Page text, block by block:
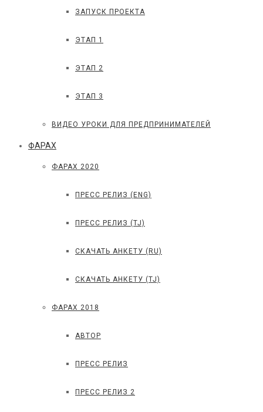
ЗАПУСК ПРОЕКТА
ЭТАП 1
ЭТАП 2
ЭТАП 3
ВИДЕО УРОКИ ДЛЯ ПРЕДПРИНИМАТЕЛЕЙ
ФАРАХ
ФАРАХ 2020
ПРЕСС РЕЛИЗ (ENG)
ПРЕСС РЕЛИЗ (TJ)
СКАЧАТЬ АНКЕТУ (RU)
СКАЧАТЬ АНКЕТУ (TJ)
ФАРАХ 2018
АВТОР
ПРЕСС РЕЛИЗ
ПРЕСС РЕЛИЗ 2